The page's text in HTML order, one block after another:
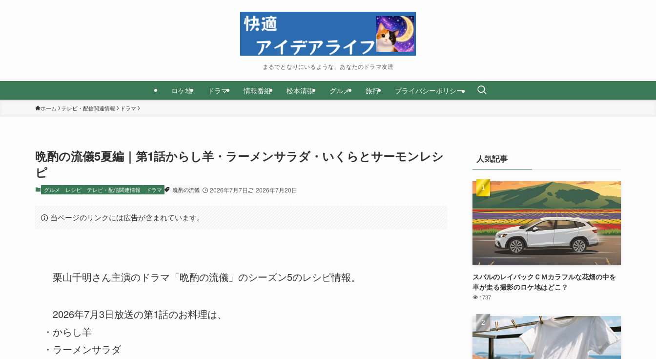
まるでとなりにいるような、あなたのドラマ友達
ロケ地 ドラマ 情報番組 松本清張 グルメ 旅行 プライバシーポリシー
ホーム テレビ・配信関連情報 ドラマ
晩酌の流儀5夏編｜第1話からし羊・ラーメンサラダ・いくらとサーモンレシ
ピ
グルメ レシピ テレビ・配信関連情報 ドラマ 晩酌の流儀 2026年7月7日 2026年7月20日
当ページのリンクには広告が含まれています。
栗山千明さん主演のドラマ「晩酌の流儀」のシーズン5のレシピ情報。
2026年7月3日放送の第1話のお料理は、
・からし羊
・ラーメンサラダ
人気記事
スバルのレイバックＣＭカラフルな花畑の中を
車が走る撮影のロケ地はどこ？
1737